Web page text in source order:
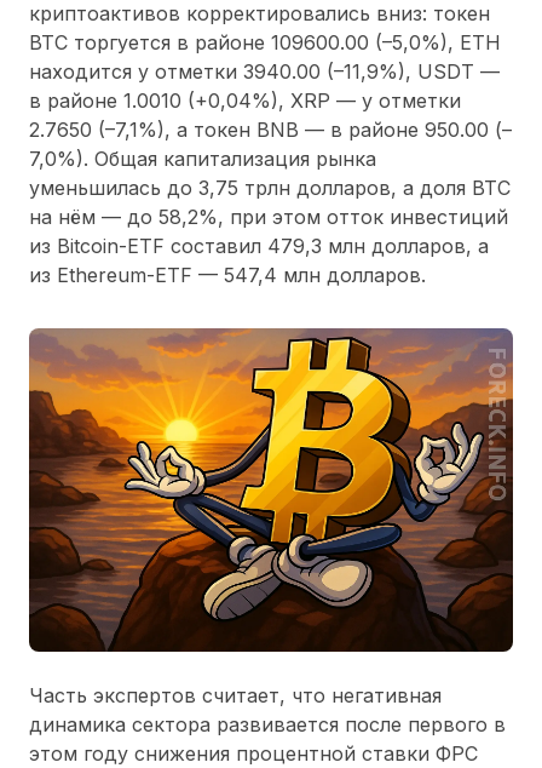
криптоактивов корректировались вниз: токен
BTC торгуется в районе 109600.00 (–5,0%), ETH
находится у отметки 3940.00 (–11,9%), USDT —
в районе 1.0010 (+0,04%), XRP — у отметки
2.7650 (–7,1%), а токен BNB — в районе 950.00 (–
7,0%). Общая капитализация рынка
уменьшилась до 3,75 трлн долларов, а доля BTC
на нём — до 58,2%, при этом отток инвестиций
из Bitcoin-ETF составил 479,3 млн долларов, а
из Ethereum-ETF — 547,4 млн долларов.
Часть экспертов считает, что негативная
динамика сектора развивается после первого в
этом году снижения процентной ставки ФРС